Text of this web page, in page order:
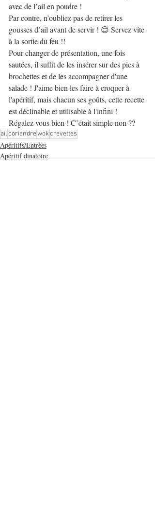
avec de l’ail en poudre !
Par contre, n’oubliez pas de retirer les
gousses d’ail avant de servir ! 😊 Servez vite
à la sortie du feu !!
Pour changer de présentation, une fois
sautées, il suffit de les insérer sur des pics à
brochettes et de les accompagner d'une
salade ! J'aime bien les faire à croquer à
l'apéritif, mais chacun ses goûts, cette recette
est déclinable et utilisable à l'infini !
Régalez vous bien ! C’était simple non ??
ailcoriandrewokcrevettes
Apéritifs/Entrées
Apéritif dinatoire